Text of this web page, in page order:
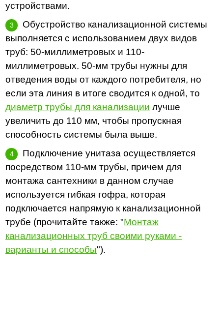
устройствами.
Обустройство канализационной системы
выполняется с использованием двух видов
труб: 50-миллиметровых и 110-
миллиметровых. 50-мм трубы нужны для
отведения воды от каждого потребителя, но
если эта линия в итоге сводится к одной, то
диаметр трубы для канализации лучше
увеличить до 110 мм, чтобы пропускная
способность системы была выше.
Подключение унитаза осуществляется
посредством 110-мм трубы, причем для
монтажа сантехники в данном случае
используется гибкая гофра, которая
подключается напрямую к канализационной
трубе (прочитайте также: "Монтаж
канализационных труб своими руками -
варианты и способы").